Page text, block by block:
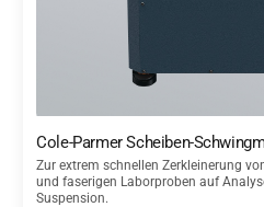
Cole-Parmer Scheiben-
Zur extrem schnellen Zerkleinerung
und faserigen Laborproben auf
Suspension.